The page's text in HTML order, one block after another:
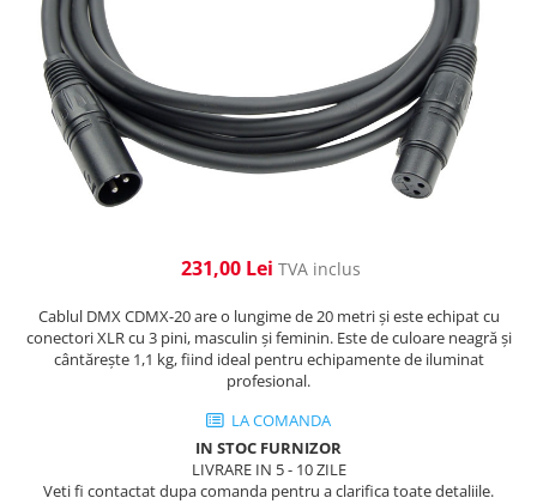
Accesorii Microfoane
Mixere audio
Mixere pentru instalații
Mixere DJ
Mixere PA (Public Address)
Instalații audio
Microfoane Desk
Accesorii
Amplificatoare
Software DMX
Wireless DMX
Efecte de lumină
Globuri Disco
Lasere
Efecte DJ & Club
Lumină Arhitecturală
Exterior
Interior
Conectori
Conectori Pro
Conectori Standard
Legături de cabluri
231,00 Lei TVA inclus
Cablul DMX CDMX-20 are o lungime de 20 metri și este echipat cu
conectori XLR cu 3 pini, masculin și feminin. Este de culoare neagră și
cântărește 1,1 kg, fiind ideal pentru echipamente de iluminat
profesional.
LA COMANDA
IN STOC FURNIZOR
LIVRARE IN 5 - 10 ZILE
Veti fi contactat dupa comanda pentru a clarifica toate detaliile.